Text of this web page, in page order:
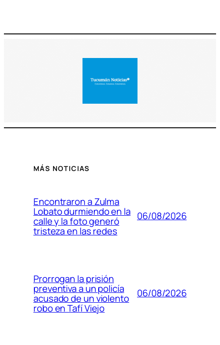
MÁS NOTICIAS
Encontraron a Zulma
Lobato durmiendo en la
calle y la foto generó
tristeza en las redes
06/08/2026
Prorrogan la prisión
preventiva a un policía
acusado de un violento
robo en Tafí Viejo
06/08/2026